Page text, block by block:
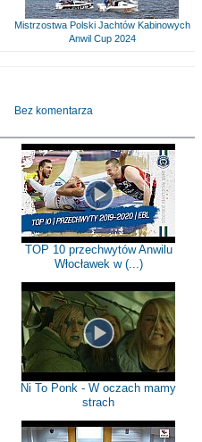
Mistrzostwa Polski Jachtów Kabinowych
Anwil Cup 2024
Bez komentarza
TOP 10 przechwytów Anwilu
Włocławek w (...)
Ni To Ponk - W oczach mamy
strach